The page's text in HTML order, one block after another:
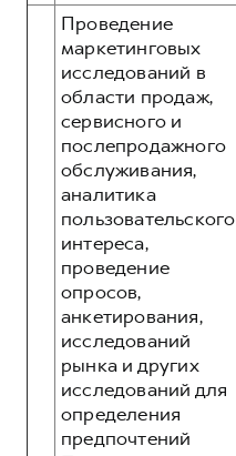
Проведение
маркетинговых
исследований в
области продаж,
сервисного и
послепродажного
обслуживания,
аналитика
пользовательского
интереса,
проведение
опросов,
анкетирования,
исследований
рынка и других
исследований для
определения
предпочтений